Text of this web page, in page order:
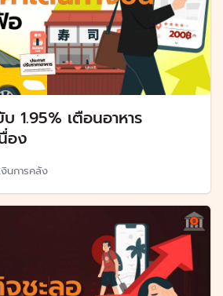
1.95% เตือนอาหาร
อง
งินการคลัง